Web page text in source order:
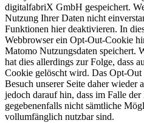
digitalfabriX GmbH gespeichert.
Nutzung Ihrer Daten nicht
Funktionen hier deaktivieren. In
Webbrowser ein Opt-Out-Cookie
Matomo Nutzungsdaten speichert.
hat dies allerdings zur Folge, dass
Cookie gelöscht wird. Das Opt-Out
Besuch unserer Seite daher wieder
jedoch darauf hin, dass im Falle
gegebenenfalls nicht sämtliche
vollumfänglich nutzbar sind.